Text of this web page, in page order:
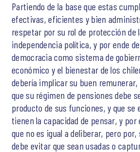
Partiendo de la base que estas
efectivas, eficientes y bien
respetar por su rol de protección de
independencia política, y por ende
democracia como sistema de
económico y el bienestar de los
debería implicar su buen
que su régimen de pensiones debe
producto de sus funciones, y que se
tienen la capacidad de pensar, y por
que no es igual a deliberar, pero
debe evitar que sean usadas o